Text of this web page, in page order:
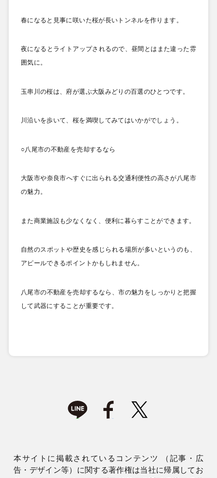
春になると見事に咲いた桜が長いトンネルを作ります。
夜になるとライトアップされるので、昼間とはまた違った雰
囲気に。
玉串川の桜は、府が選ぶ大阪みどりの百選のひとつです。
川沿いを歩いて、桜を満喫してみてはいかがでしょう。
○八尾市の不動産を売却するなら
大阪市や奈良市へすぐに出られる交通利便性の高さが八尾市
の魅力。
また商業施設も少なくなく、便利に暮らすことができます。
自然のスポットや歴史を感じられる場所が多いというのも、
アピールできるポイントかもしれません。
八尾市の不動産を売却するなら、市の魅力をしっかりと把握
して武器にすることが重要です。
本サイトに掲載されているコンテンツ （記事・広
告・デザイン等）に関する著作権は当社に帰属してお